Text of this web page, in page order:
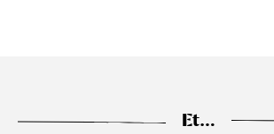
Et…